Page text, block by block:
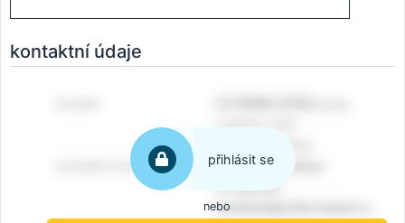
kontaktní údaje
přihlásit se
nebo